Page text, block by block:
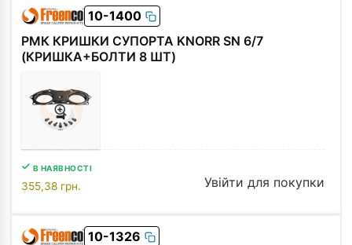
ВТУЛКА МЕТАЛЕВА
Ø16xØ18x10 mm ...
11,64грн.
10-1400
РМК КРИШКИ СУПОРТА KNORR SN 6/7
(КРИШКА+БОЛТИ 8 ШТ)
В НАЯВНОСТІ
355,38 грн. Увійти для покупки
10-1326